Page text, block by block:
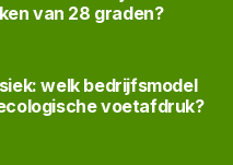
van 28 graden?
welk bedrijfsmodel
voetafdruk?